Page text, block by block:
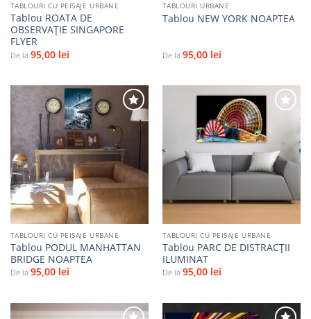
TABLOURI CU PEISAJE URBANE
Tablou ROATA DE
OBSERVAȚIE SINGAPORE
FLYER
De la 95,00 lei
TABLOURI URBANE
Tablou NEW YORK NOAPTEA
De la 95,00 lei
Adaugă
la
favorite
TABLOURI CU PEISAJE URBANE
Tablou PODUL MANHATTAN
BRIDGE NOAPTEA
De la 95,00 lei
Adaugă
la
favorite
TABLOURI CU PEISAJE URBANE
Tablou PARC DE DISTRACȚII
ILUMINAT
De la 95,00 lei